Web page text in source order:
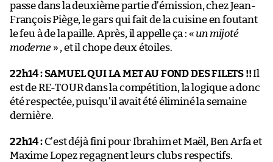
passe dans la deuxième partie d’émission, chez Jean-
François Piège, le gars qui fait de la cuisine en foutant
le feu à de la paille. Après, il appelle ça : «un mijoté
moderne» , et il chope deux étoiles.
22h14 : SAMUEL QUI LA MET AU FOND DES FILETS !!Il
est de RE-TOUR dans la compétition, la logique a donc
été respectée, puisqu’il avait été éliminé la semaine
dernière.
22h14 : C’est déjà fini pour Ibrahim et Maël, Ben Arfa et
Maxime Lopez regagnent leurs clubs respectifs.